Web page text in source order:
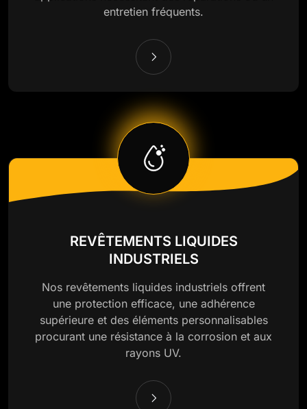
entretien fréquents.
REVÊTEMENTS LIQUIDES
INDUSTRIELS
Nos revêtements liquides industriels offrent
une protection efficace, une adhérence
supérieure et des éléments personnalisables
procurant une résistance à la corrosion et aux
rayons UV.